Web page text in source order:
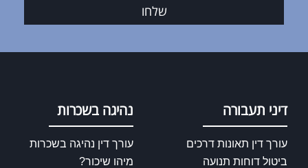
שלחו
דיני תעבורה
עורך דין תאונות דרכים
ביטול דוחות תנועה
נהיגה בשכרות
עורך דין נהיגה בשכרות
מיהו שיכור?